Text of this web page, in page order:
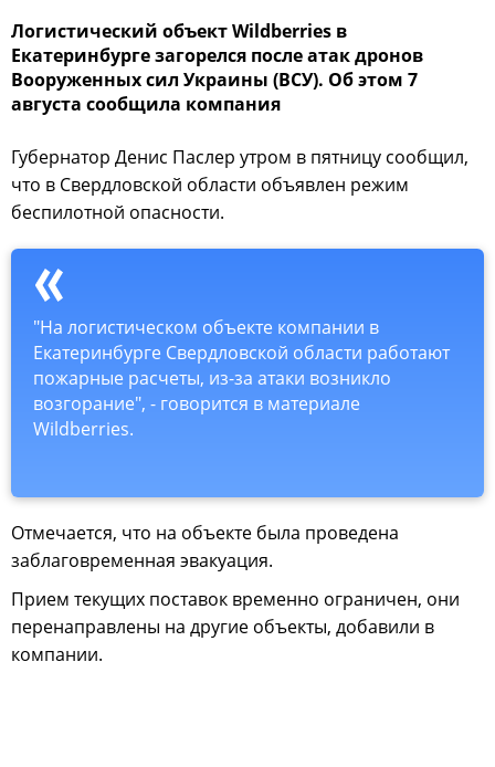
Логистический объект Wildberries в
Екатеринбурге загорелся после атак дронов
Вооруженных сил Украины (ВСУ). Об этом 7
августа сообщила компания
Губернатор Денис Паслер утром в пятницу сообщил,
что в Свердловской области объявлен режим
беспилотной опасности.
"На логистическом объекте компании в
Екатеринбурге Свердловской области работают
пожарные расчеты, из-за атаки возникло
возгорание", - говорится в материале
Wildberries.
Отмечается, что на объекте была проведена
заблаговременная эвакуация.
Прием текущих поставок временно ограничен, они
перенаправлены на другие объекты, добавили в
компании.